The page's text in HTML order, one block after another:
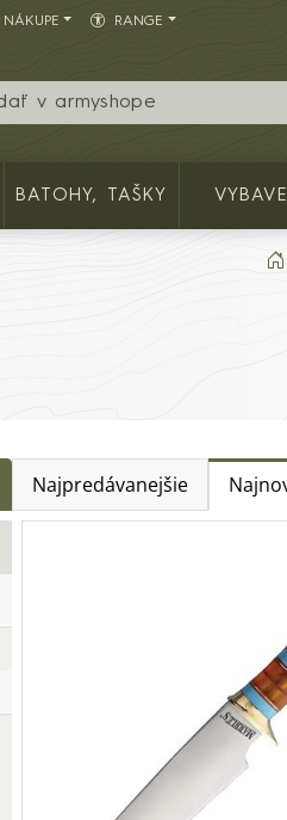
RANGE
SK
BATOHY, TAŠKY
Najpredávanejšie